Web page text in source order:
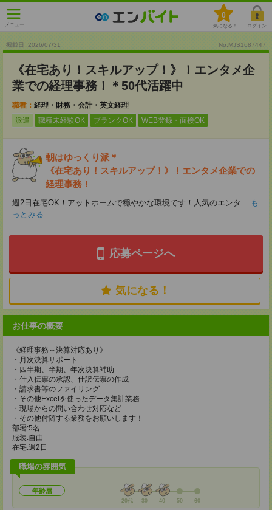
メニュー
0
気になる！ ログイン
掲載日 :2026/07/31 No.MJS1687447
《在宅あり！スキルアップ！》！エンタメ企
業での経理事務！＊50代活躍中
職種： 経理・財務・会計・英文経理
派遣
職種未経験OK ブランクOK WEB登録・面接OK
朝はゆっくり派＊
《在宅あり！スキルアップ！》！エンタメ企業での
経理事務！
週2日在宅OK！アットホームで穏やかな環境です！人気のエンタ ...も
っとみる
応募ページへ
気になる！
お仕事の概要
《経理事務～決算対応あり》
・月次決算サポート
・四半期、半期、年次決算補助
・仕入伝票の承認、仕訳伝票の作成
・請求書等のファイリング
・その他Excelを使ったデータ集計業務
・現場からの問い合わせ対応など
・その他付随する業務をお願いします！
部署:5名
服装:自由
在宅:週2日
職場の雰囲気
年齢層
20代 30 40 50 60